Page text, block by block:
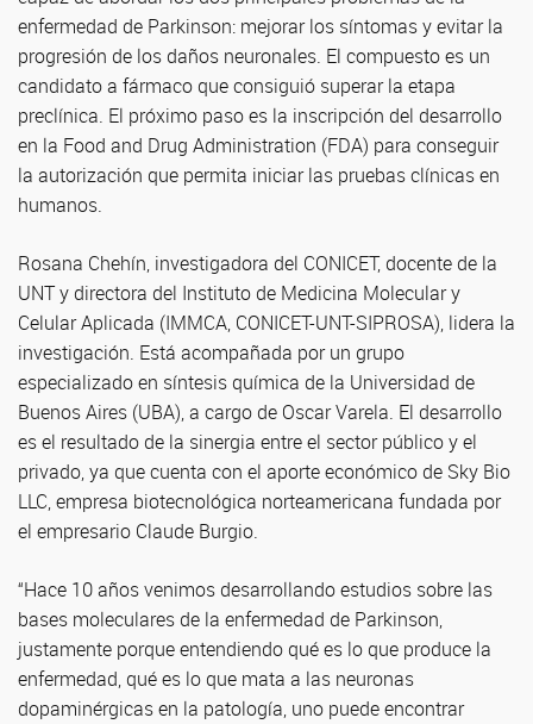
enfermedad de Parkinson: mejorar los síntomas y evitar la
progresión de los daños neuronales. El compuesto es un
candidato a fármaco que consiguió superar la etapa
preclínica. El próximo paso es la inscripción del desarrollo
en la Food and Drug Administration (FDA) para conseguir
la autorización que permita iniciar las pruebas clínicas en
humanos.
Rosana Chehín, investigadora del CONICET, docente de la
UNT y directora del Instituto de Medicina Molecular y
Celular Aplicada (IMMCA, CONICET-UNT-SIPROSA), lidera la
investigación. Está acompañada por un grupo
especializado en síntesis química de la Universidad de
Buenos Aires (UBA), a cargo de Oscar Varela. El desarrollo
es el resultado de la sinergia entre el sector público y el
privado, ya que cuenta con el aporte económico de Sky Bio
LLC, empresa biotecnológica norteamericana fundada por
el empresario Claude Burgio.
“Hace 10 años venimos desarrollando estudios sobre las
bases moleculares de la enfermedad de Parkinson,
justamente porque entendiendo qué es lo que produce la
enfermedad, qué es lo que mata a las neuronas
dopaminérgicas en la patología, uno puede encontrar